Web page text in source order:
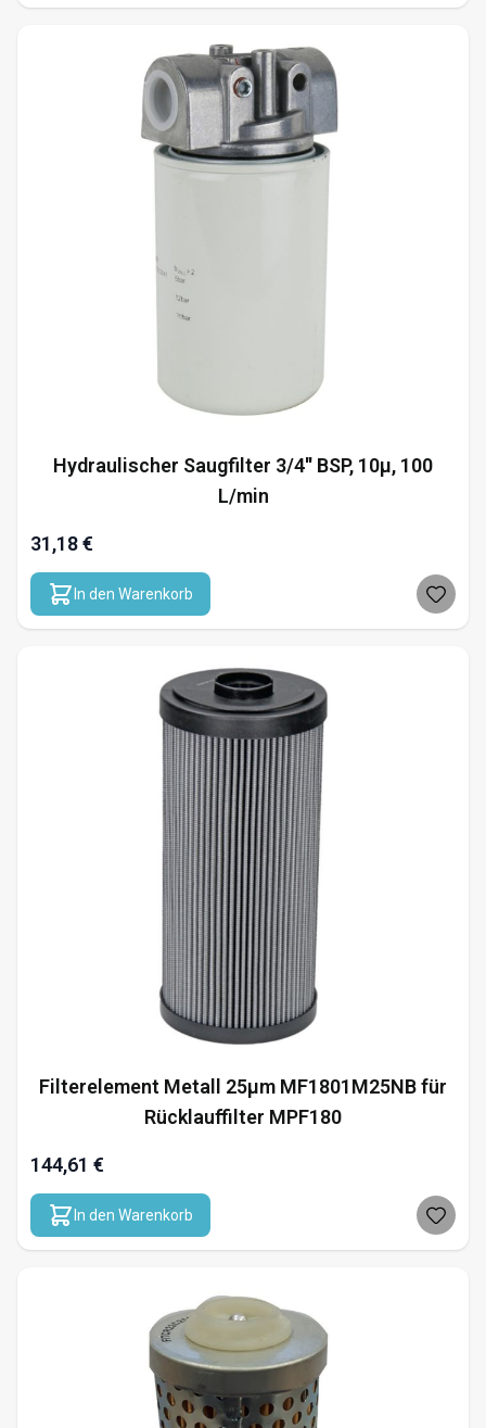
Hydraulischer Saugfilter 3/4'' BSP, 10µ, 100
L/min
31,18 €
In den Warenkorb
Filterelement Metall 25µm MF1801M25NB für
Rücklauffilter MPF180
144,61 €
In den Warenkorb